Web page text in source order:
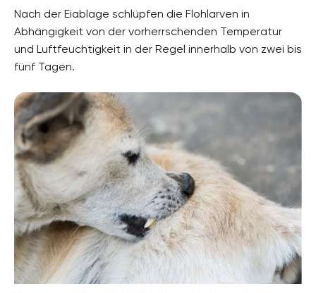
Nach der Eiablage schlüpfen die Flohlarven in
Abhängigkeit von der vorherrschenden Temperatur
und Luftfeuchtigkeit in der Regel innerhalb von zwei bis
fünf Tagen.